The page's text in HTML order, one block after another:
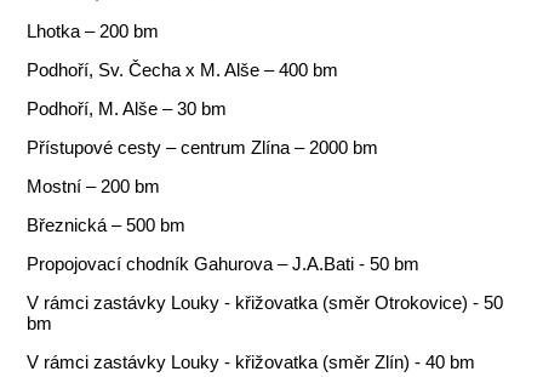
Lhotka – 200 bm
Podhoří, Sv. Čecha x M. Alše – 400 bm
Podhoří, M. Alše – 30 bm
Přístupové cesty – centrum Zlína – 2000 bm
Mostní – 200 bm
Březnická – 500 bm
Propojovací chodník Gahurova – J.A.Bati - 50 bm
V rámci zastávky Louky - křižovatka (směr Otrokovice) - 50
bm
V rámci zastávky Louky - křižovatka (směr Zlín) - 40 bm